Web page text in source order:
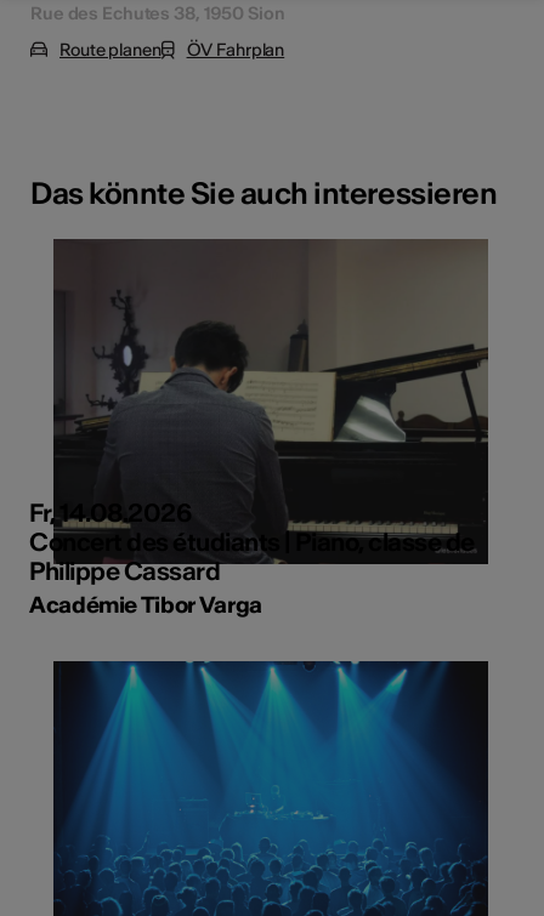
Rue des Echutes 38, 1950 Sion
Route planen
ÖV Fahrplan
Das könnte Sie auch interessieren
Fr, 14.08.2026
Concert des étudiants | Piano, classe de
Philippe Cassard
Académie Tibor Varga